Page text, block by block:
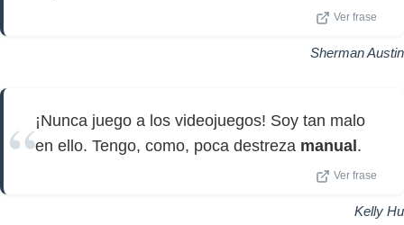
Ver frase
Sherman Austin
¡Nunca juego a los videojuegos! Soy tan malo
en ello. Tengo, como, poca destreza manual .
Ver frase
Kelly Hu